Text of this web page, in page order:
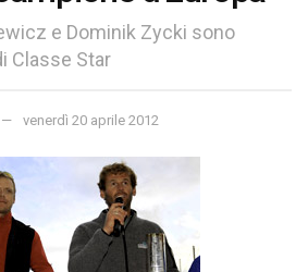
e Dominik Zycki sono
Classe Star
venerdì 20 aprile 2012